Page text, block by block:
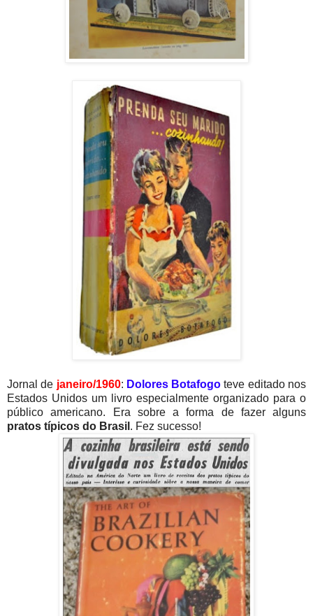
Jornal de janeiro/1960: Dolores Botafogo teve editado nos
Estados Unidos um livro especialmente organizado para o
público americano. Era sobre a forma de fazer alguns
pratos típicos do Brasil . Fez sucesso!